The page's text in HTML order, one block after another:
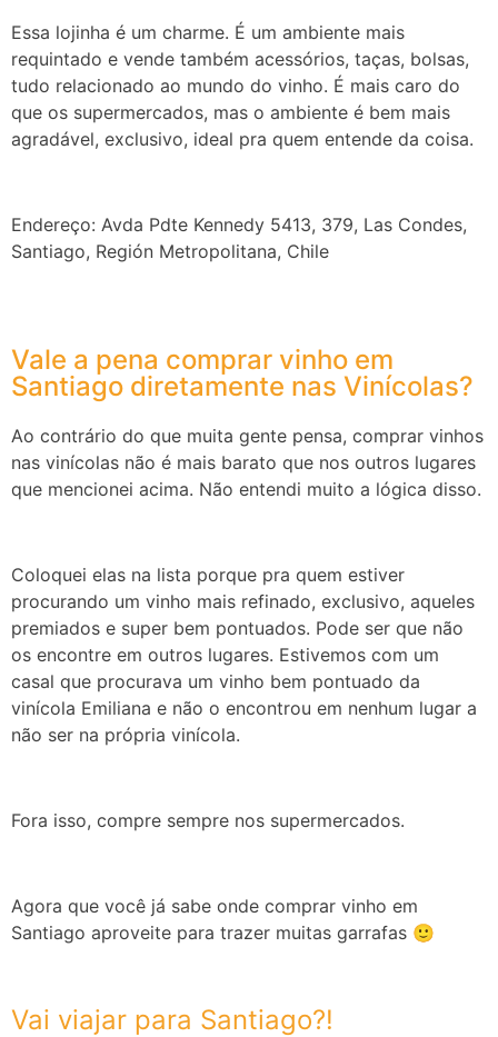
Essa lojinha é um charme. É um ambiente mais
requintado e vende também acessórios, taças, bolsas,
tudo relacionado ao mundo do vinho. É mais caro do
que os supermercados, mas o ambiente é bem mais
agradável, exclusivo, ideal pra quem entende da coisa.
Endereço: Avda Pdte Kennedy 5413, 379, Las Condes,
Santiago, Región Metropolitana, Chile
Vale a pena comprar vinho em
Santiago diretamente nas Vinícolas?
Ao contrário do que muita gente pensa, comprar vinhos
nas vinícolas não é mais barato que nos outros lugares
que mencionei acima. Não entendi muito a lógica disso.
Coloquei elas na lista porque pra quem estiver
procurando um vinho mais refinado, exclusivo, aqueles
premiados e super bem pontuados. Pode ser que não
os encontre em outros lugares. Estivemos com um
casal que procurava um vinho bem pontuado da
vinícola Emiliana e não o encontrou em nenhum lugar a
não ser na própria vinícola.
Fora isso, compre sempre nos supermercados.
Agora que você já sabe onde comprar vinho em
Santiago aproveite para trazer muitas garrafas 🙂
Vai viajar para Santiago?!